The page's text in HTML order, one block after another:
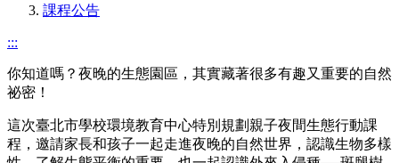
課程公告
:::
你知道嗎？夜晚的生態園區，其實藏著很多有趣又重要的自然
祕密！
這次臺北市學校環境教育中心特別規劃親子夜間生態行動課
程，邀請家長和孩子一起走進夜晚的自然世界，認識生物多樣